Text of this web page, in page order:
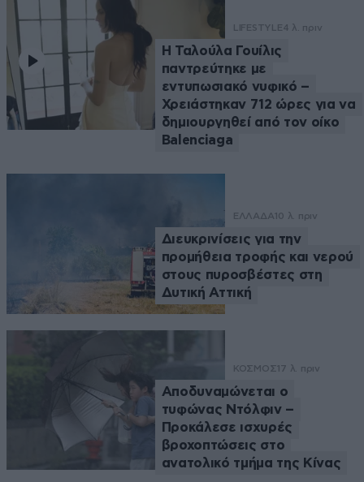
LIFESTYLE4 λ. πριν
Η Ταλούλα Γουίλις
παντρεύτηκε με
εντυπωσιακό νυφικό –
Χρειάστηκαν 712 ώρες για να
δημιουργηθεί από τον οίκο
Balenciaga
ΕΛΛΑΔΑ 10 λ. πριν
Διευκρινίσεις για την
προμήθεια τροφής και νερού
στους πυροσβέστες στη
Δυτική Αττική
ΚΟΣΜΟΣ 17 λ. πριν
Αποδυναμώνεται ο
τυφώνας Ντόλφιν –
Προκάλεσε ισχυρές
βροχοπτώσεις στο
ανατολικό τμήμα της Κίνας